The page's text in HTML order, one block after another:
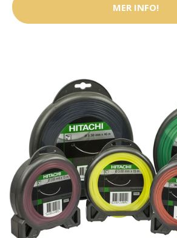
MER INFO!